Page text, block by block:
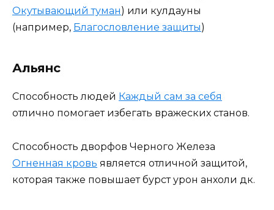
Окутывающий туман) или кулдауны
(например, Благословление защиты)
Альянс
Способность людей Каждый сам за себя
отлично помогает избегать вражеских станов.
Способность дворфов Черного Железа
Огненная кровь является отличной защитой,
которая также повышает бурст урон анхоли дк.